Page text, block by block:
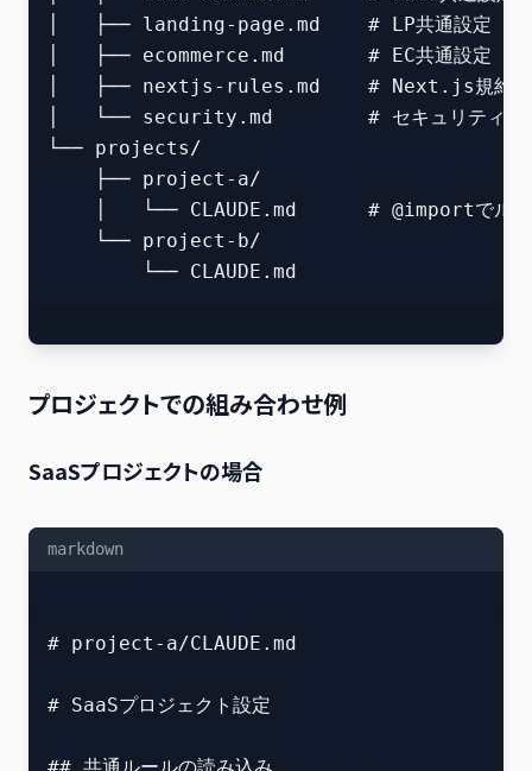
│   ├── landing-page.md    # LP共通設定
│   ├── ecommerce.md       # EC共通設定
│   ├── nextjs-rules.md    # Next.js規約
│   └── security.md        # セキュリティ規
└── projects/
    ├── project-a/
│   └── CLAUDE.md      # @importでルー
    └── project-b/
プロジェクトでの組み合わせ例
SaaSプロジェクトの場合
markdown
# project-a/CLAUDE.md
# SaaSプロジェクト設定
## 共通ルールの読み込み